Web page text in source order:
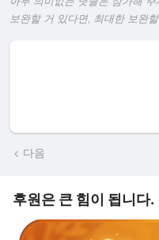
보완할 거 있다면, 최대한 보완
다음
후원은 큰 힘이 됩니다.